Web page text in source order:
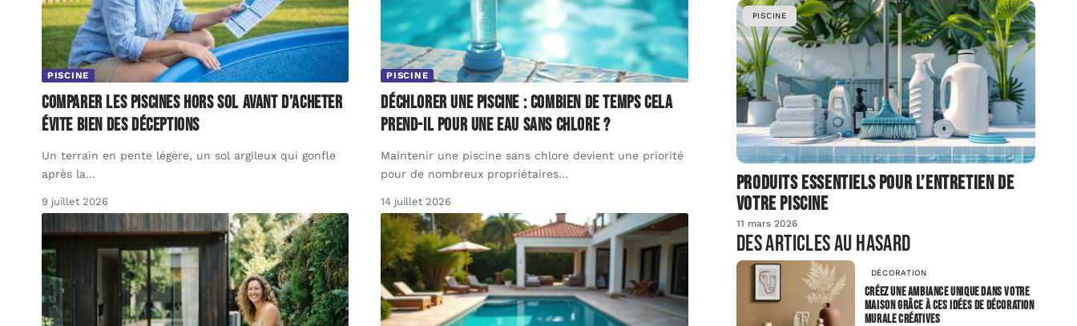
PISCINE
Comparer les piscines hors sol avant d’acheter
évite bien des déceptions
Un terrain en pente légère, un sol argileux qui gonfle
après la…
9 juillet 2026
PISCINE
Déchlorer une piscine : combien de temps cela
prend-il pour une eau sans chlore ?
Maintenir une piscine sans chlore devient une priorité
pour de nombreux propriétaires…
14 juillet 2026
PISCINE
Produits essentiels pour l’entretien de
votre piscine
11 mars 2026
Des articles au hasard
DÉCORATION
Créez une ambiance unique dans votre
maison grâce à ces idées de décoration
murale créatives